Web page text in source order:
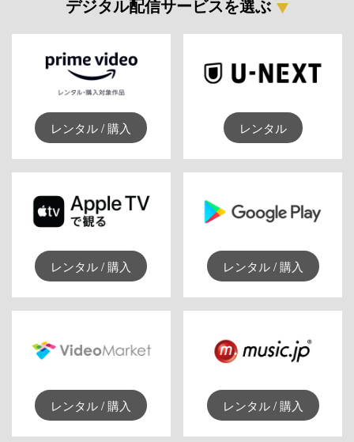
デジタル配信サービスを選ぶ
レンタル / 購入 レンタル
レンタル / 購入 レンタル / 購入
レンタル / 購入 レンタル / 購入